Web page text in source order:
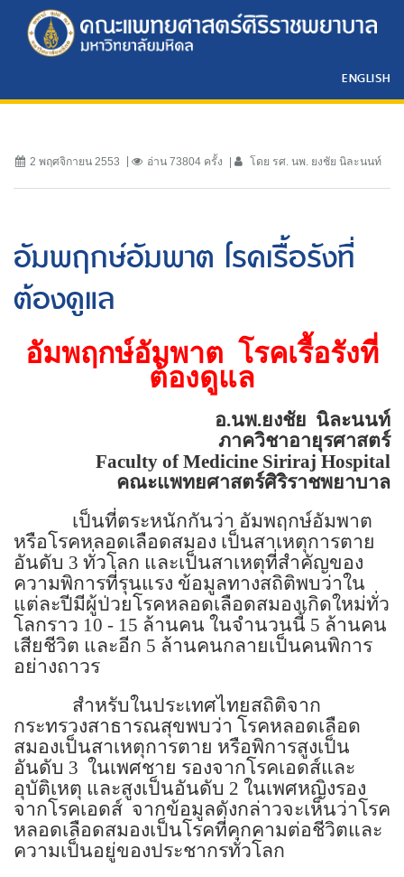
ENGLISH
2 พฤศจิกายน 2553 อ่าน 73804 ครั้ง โดย รศ. นพ. ยงชัย นิละนนท์
อัมพฤกษ์อัมพาต โรคเรื้อรังที่
ต้องดูแล
อัมพฤกษ์อัมพาต โรคเรื้อรังที่
ต้องดูแล
อ.นพ.ยงชัย นิละนนท์
ภาควิชาอายุรศาสตร์
Faculty ofMedicine Siriraj Hospital
คณะแพทยศาสตร์ศิริราชพยาบาล
เป็นที่ตระหนักกันว่า อัมพฤกษ์อัมพาต
หรือโรคหลอดเลือดสมอง เป็นสาเหตุการตาย
อันดับ 3 ทั่วโลก และเป็นสาเหตุที่สำคัญของ
ความพิการที่รุนแรง ข้อมูลทางสถิติพบว่าใน
แต่ละปีมีผู้ป่วยโรคหลอดเลือดสมองเกิดใหม่ทั่ว
โลกราว 10 - 15 ล้านคน ในจำนวนนี้ 5 ล้านคน
เสียชีวิต และอีก 5 ล้านคนกลายเป็นคนพิการ
อย่างถาวร
สำหรับในประเทศไทยสถิติจาก
กระทรวงสาธารณสุขพบว่า โรคหลอดเลือด
สมองเป็นสาเหตุการตาย หรือพิการสูงเป็น
อันดับ 3 ในเพศชาย รองจากโรคเอดส์และ
อุบัติเหตุ และสูงเป็นอันดับ 2 ในเพศหญิงรอง
จากโรคเอดส์ จากข้อมูลดังกล่าวจะเห็นว่าโรค
หลอดเลือดสมองเป็นโรคที่คุกคามต่อชีวิตและ
ความเป็นอยู่ของประชากรทั่วโลก